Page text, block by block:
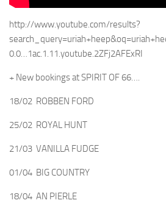
http://www.youtube.com/results?
0.0…1ac.1.11.youtube.2ZFj2AFExRI
+ New bookings at SPIRIT OF 66….
18/02 ROBBEN FORD
25/02 ROYAL HUNT
21/03 VANILLA FUDGE
01/04 BIG COUNTRY
18/04 AN PIERLE